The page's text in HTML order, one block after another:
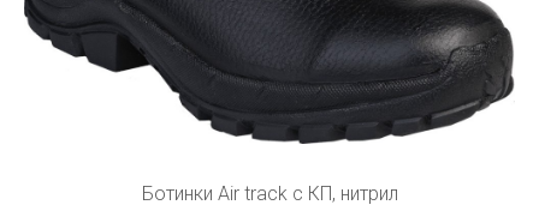
Ботинки Air track с КП, нитрил